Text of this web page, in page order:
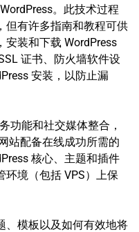
。此技术过程
但有许多指南和教程可供
安装和下载 WordPress
证书、防火墙软件设
安装，以防止漏
功能和社交媒体整合，
站配备在线成功所需的
核心、主题和插件
环境（包括 VPS）上保
、模板以及如何有效地将